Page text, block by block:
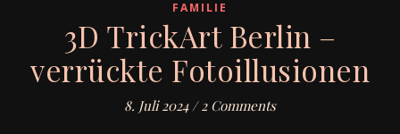
FAMILIE
3D TrickArt Berlin –
verrückte Fotoillusionen
8. Juli 2024 / 2 Comments